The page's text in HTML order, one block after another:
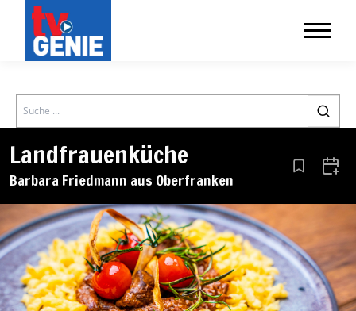
Search
Landfrauenküche
Barbara Friedmann aus Oberfranken Aus den